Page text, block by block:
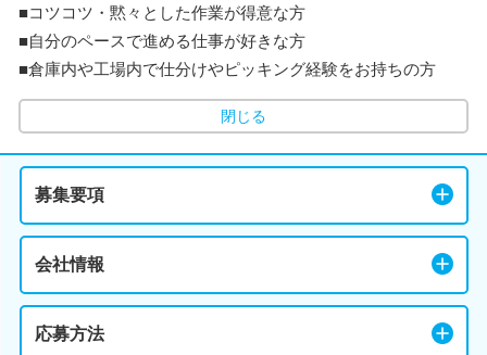
■コツコツ・黙々とした作業が得意な方
■自分のペースで進める仕事が好きな方
■倉庫内や工場内で仕分けやピッキング経験をお持ちの方
閉じる
募集要項
会社情報
応募方法